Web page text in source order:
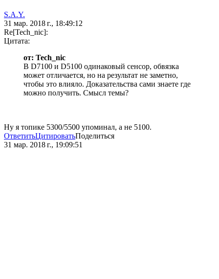
S.A.Y.
31 мар. 2018 г., 18:49:12
Re[Tech_nic]:
Цитата:
от: Tech_nic
В D7100 и D5100 одинаковый сенсор, обвязка
может отличается, но на результат не заметно,
чтобы это влияло. Доказательства сами знаете где
можно получить. Смысл темы?
Ну я топике 5300/5500 упоминал, а не 5100.
ОтветитьЦитироватьПоделиться
31 мар. 2018 г., 19:09:51